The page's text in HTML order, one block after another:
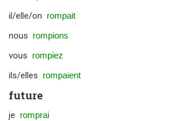
il/elle/on rompait
nous rompions
vous rompiez
ils/elles rompaient
future
je romprai